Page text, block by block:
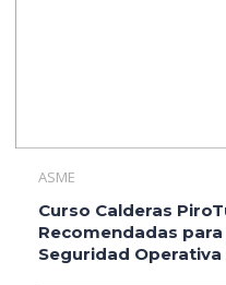
ASME
Curso Calderas
Recomendadas
Seguridad Operativa